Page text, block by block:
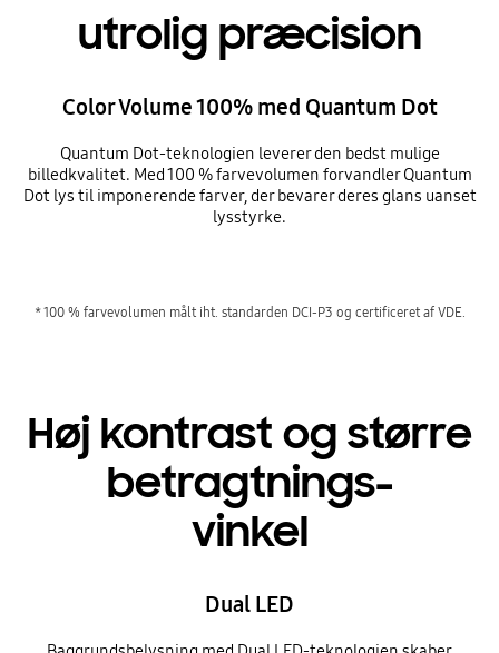
utrolig præcision
Color Volume 100% med Quantum Dot
Quantum Dot-teknologien leverer den bedst mulige
billedkvalitet. Med 100 % farvevolumen forvandler Quantum
Dot lys til imponerende farver, der bevarer deres glans uanset
lysstyrke.
* 100 % farvevolumen målt iht. standarden DCI-P3 og certificeret af VDE.
Høj kontrast og større
betragtnings-
vinkel
Dual LED